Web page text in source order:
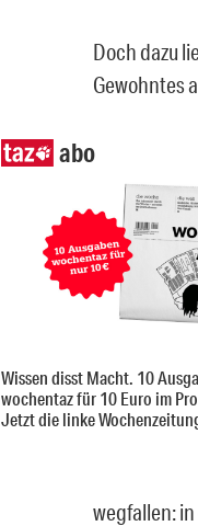
Doch dazu
Gewohntes
abo
Wissen disst Macht. 10
wochentaz für 10 Euro im
Jetzt die linke
wegfallen: